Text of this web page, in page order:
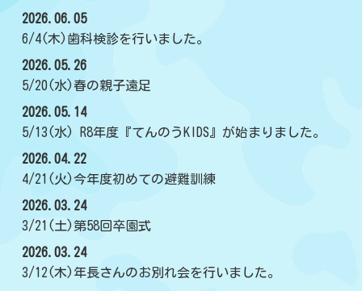
2026.06.05
6/4(木)歯科検診を行いました。
2026.05.26
5/20(水)春の親子遠足
2026.05.14
5/13(水) R8年度『てんのうKIDS』が始まりました。
2026.04.22
4/21(火)今年度初めての避難訓練
2026.03.24
3/21(土)第58回卒園式
2026.03.24
3/12(木)年長さんのお別れ会を行いました。